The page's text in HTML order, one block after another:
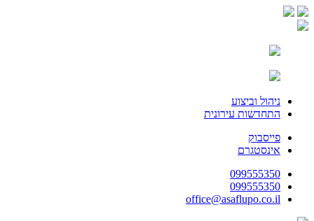
ניהול וביצוע
התחדשות עירונית
פייסבוק
אינסטגרם
099555350
099555350
office@asaflupo.co.il